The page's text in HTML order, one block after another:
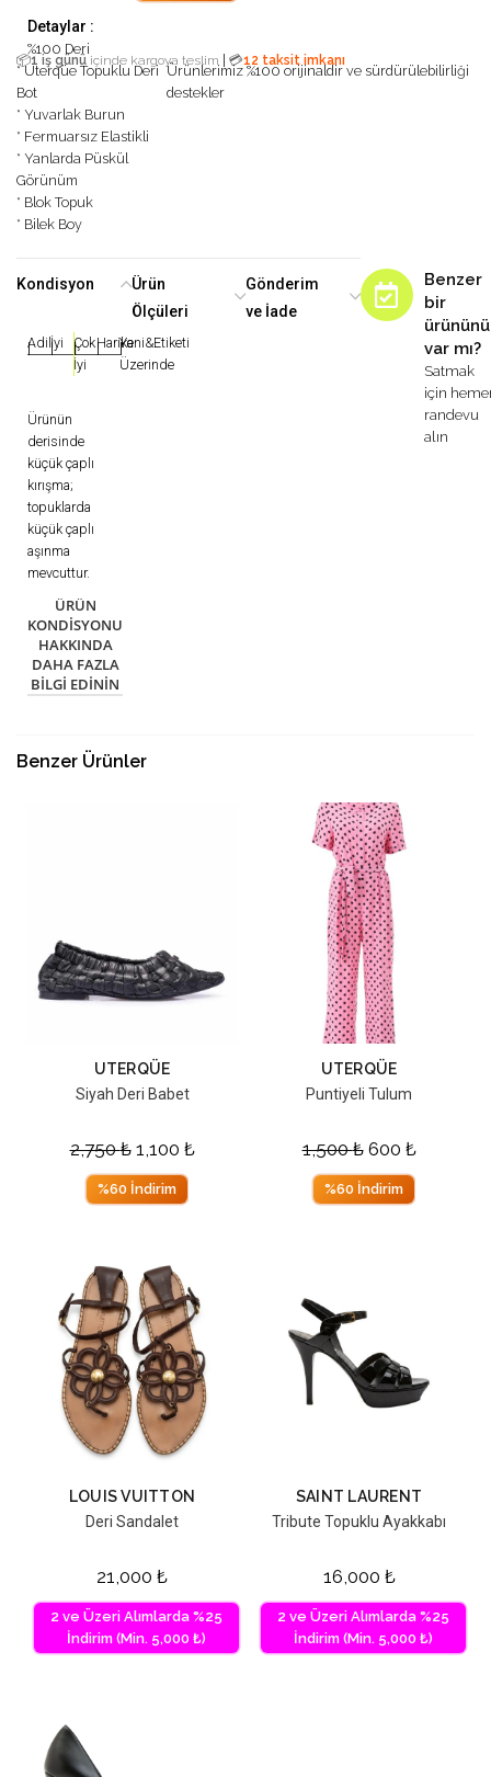
Detaylar :
%100 Deri
📦1 iş günü içinde kargoya teslim 💳12 taksit imkanı
* Uterqüe Topuklu Deri
Bot
* Yuvarlak Burun
* Fermuarsız Elastikli
* Yanlarda Püskül
Görünüm
* Blok Topuk
* Bilek Boy
Ürünlerimiz %100 orijinaldir ve sürdürülebilirliği
destekler
Kondisyon
|Adil|İyi |Çok
İyi
|Harika
|Yeni&Etiketi
Üzerinde
Ürünün
derisinde
küçük çaplı
kırışma;
topuklarda
küçük çaplı
aşınma
mevcuttur.
ÜRÜN
KONDISYONU
HAKKINDA
DAHA FAZLA
BILGI EDININ
Ürün
Ölçüleri
Gönderim
ve İade
Benzer
bir
var mı?
Satmak
için
randevu
alın
Benzer Ürünler
UTERQÜE
Siyah Deri Babet
2,750₺ 1,100 ₺
%60 İndirim
UTERQÜE
Puntiyeli Tulum
1,500₺ 600 ₺
%60 İndirim
LOUIS VUITTON
Deri Sandalet
21,000 ₺
2 ve Üzeri Alımlarda %25
İndirim (Min. 5,000 ₺)
SAINT LAURENT
Tribute Topuklu Ayakkabı
16,000 ₺
2 ve Üzeri Alımlarda %25
İndirim (Min. 5,000 ₺)